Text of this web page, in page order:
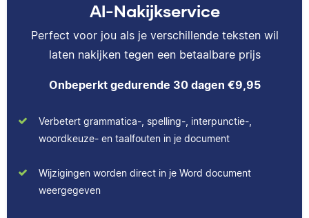
AI-Nakijkservice
Perfect voor jou als je verschillende teksten wil
laten nakijken tegen een betaalbare prijs
Onbeperkt gedurende 30 dagen €9,95
Verbetert grammatica-, spelling-, interpunctie-,
woordkeuze- en taalfouten in je document
Wijzigingen worden direct in je Word document
weergegeven